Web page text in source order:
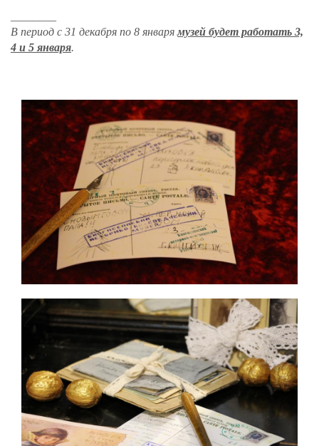
В период с 31 декабря по 8 январямузей будет работать 3,
4 и 5 января.